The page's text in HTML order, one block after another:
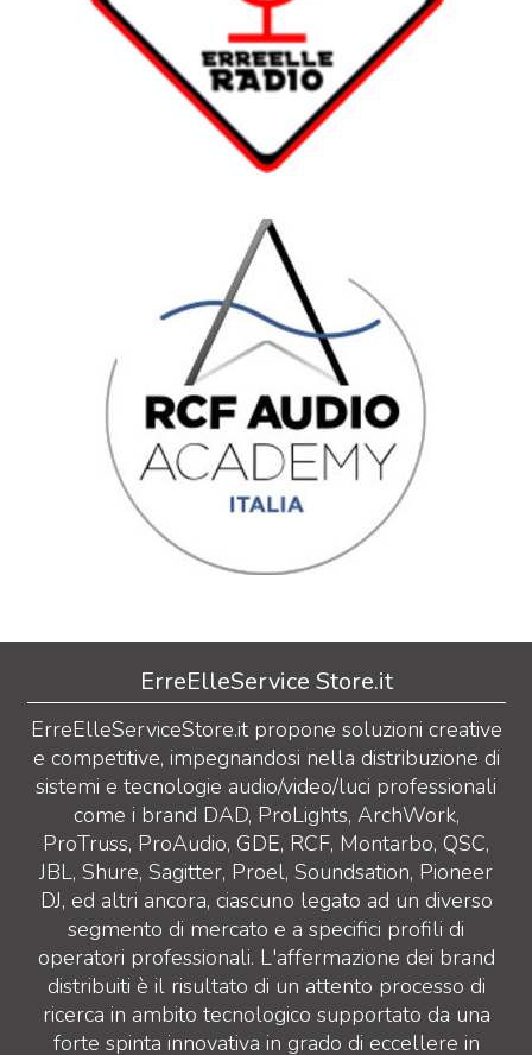
ErreElleService Store.it
ErreElleServiceStore.it propone soluzioni creative
e competitive, impegnandosi nella distribuzione di
sistemi e tecnologie audio/video/luci professionali
come i brand DAD, ProLights, ArchWork,
ProTruss, ProAudio, GDE, RCF, Montarbo, QSC,
JBL, Shure, Sagitter, Proel, Soundsation, Pioneer
DJ, ed altri ancora, ciascuno legato ad un diverso
segmento di mercato e a specifici profili di
operatori professionali. L'affermazione dei brand
distribuiti è il risultato di un attento processo di
ricerca in ambito tecnologico supportato da una
forte spinta innovativa in grado di eccellere in